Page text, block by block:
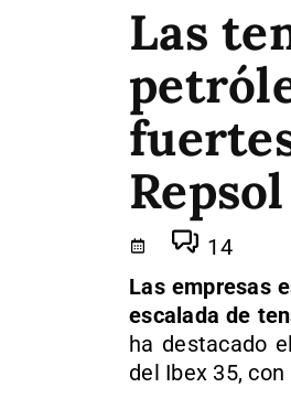
Las
Repsol
14
Las empresas
escalada de
ha destacado
del Ibex 35,